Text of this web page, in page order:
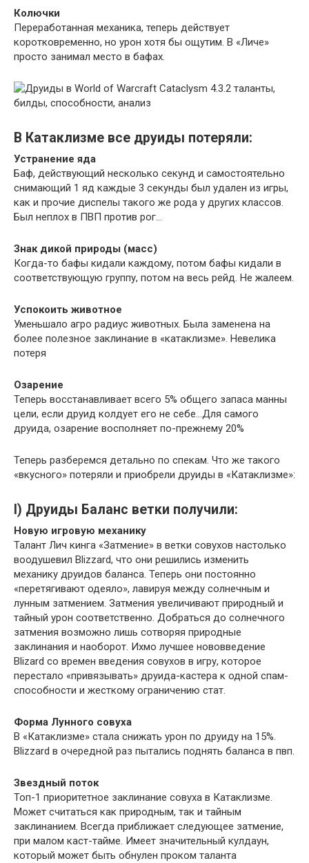
Колючки
Переработанная механика, теперь действует
коротковременно, но урон хотя бы ощутим. В «Личе»
просто занимал место в бафах.
В Катаклизме все друиды потеряли:
Устранение яда
Баф, действующий несколько секунд и самостоятельно
снимающий 1 яд каждые 3 секунды был удален из игры,
как и прочие диспелы такого же рода у других классов.
Был неплох в ПВП против рог…
Знак дикой природы (масс)
Когда-то бафы кидали каждому, потом бафы кидали в
соответствующую группу, потом на весь рейд. Не жалеем.
Успокоить животное
Уменьшало агро радиус животных. Была заменена на
более полезное заклинание в «катаклизме». Невелика
потеря
Озарение
Теперь восстанавливает всего 5% общего запаса манны
цели, если друид колдует его не себе…Для самого
друида, озарение восполняет по-прежнему 20%
Теперь разберемся детально по спекам. Что же такого
«вкусного» потеряли и приобрели друиды в «Катаклизме»:
I) Друиды Баланс ветки получили:
Новую игровую механику
Талант Лич кинга «Затмение» в ветки совухов настолько
воодушевил Blizzard, что они решились изменить
механику друидов баланса. Теперь они постоянно
«перетягивают одеяло», лавируя между солнечным и
лунным затмением. Затмения увеличивают природный и
тайный урон соответственно. Добраться до солнечного
затмения возможно лишь сотворяя природные
заклинания и наоборот. Ихмо лучшее нововведение
Blizard со времен введения совухов в игру, которое
перестало «привязывать» друида-кастера к одной спам-
способности и жесткому ограничению стат.
Форма Лунного совуха
В «Катаклизме» стала снижать урон по друиду на 15%.
Blizzard в очередной раз пытались поднять баланса в пвп.
Звездный поток
Топ-1 приоритетное заклинание совуха в Катаклизме.
Может считаться как природным, так и тайным
заклинанием. Всегда приближает следующее затмение,
при малом каст-тайме. Имеет значительный кулдаун,
который может быть обнулен проком таланта